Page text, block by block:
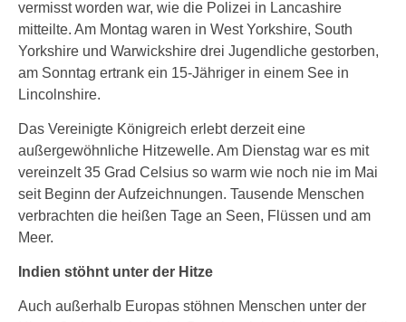
vermisst worden war, wie die Polizei in Lancashire
mitteilte. Am Montag waren in West Yorkshire, South
Yorkshire und Warwickshire drei Jugendliche gestorben,
am Sonntag ertrank ein 15-Jähriger in einem See in
Lincolnshire.
Das Vereinigte Königreich erlebt derzeit eine
außergewöhnliche Hitzewelle. Am Dienstag war es mit
vereinzelt 35 Grad Celsius so warm wie noch nie im Mai
seit Beginn der Aufzeichnungen. Tausende Menschen
verbrachten die heißen Tage an Seen, Flüssen und am
Meer.
Indien stöhnt unter der Hitze
Auch außerhalb Europas stöhnen Menschen unter der